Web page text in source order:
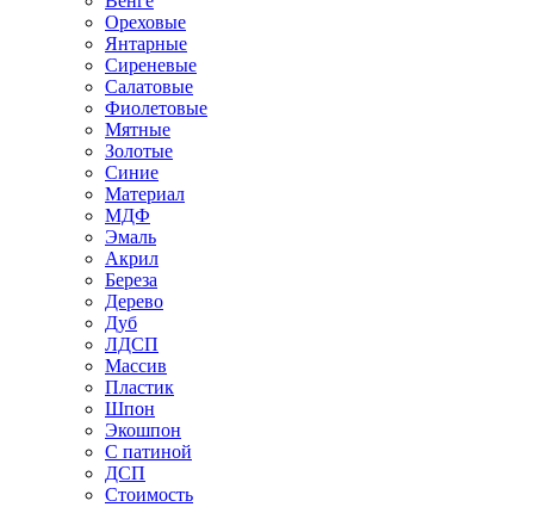
Ореховые
Янтарные
Сиреневые
Салатовые
Фиолетовые
Мятные
Золотые
Синие
Материал
МДФ
Эмаль
Акрил
Береза
Дерево
Дуб
ЛДСП
Массив
Пластик
Шпон
Экошпон
С патиной
ДСП
Стоимость